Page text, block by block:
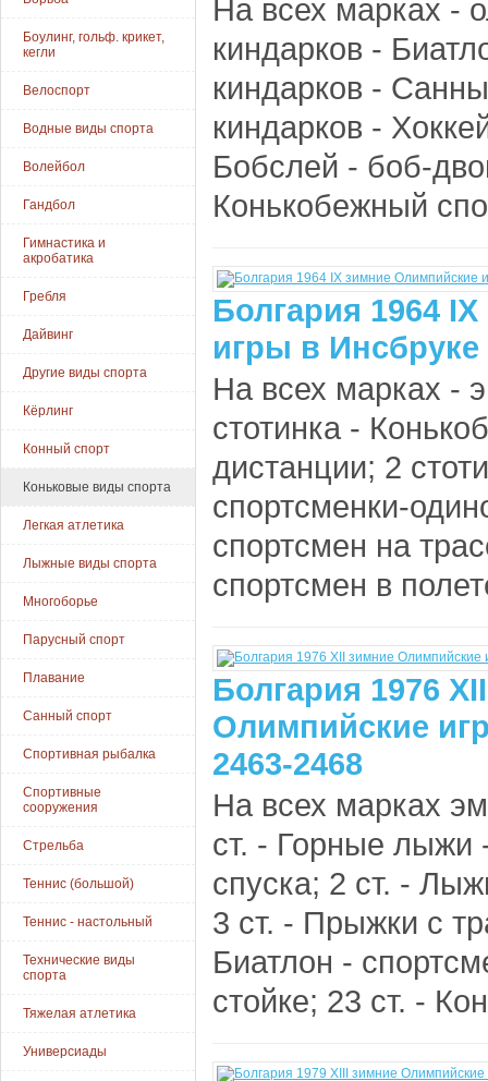
Боулинг, гольф. крикет,
кегли
Велоспорт
Водные виды спорта
Волейбол
Гандбол
Гимнастика и
акробатика
Гребля
Дайвинг
Другие виды спорта
Кёрлинг
Конный спорт
Коньковые виды спорта
Легкая атлетика
Лыжные виды спорта
Многоборье
Парусный спорт
Плавание
Санный спорт
Спортивная рыбалка
Спортивные
сооружения
Стрельба
Теннис (большой)
Теннис - настольный
Технические виды
спорта
Тяжелая атлетика
Универсиады
На всех марках -
киндарков -
киндарков -
киндарков -
Бобслей - боб-
Конькобежный
Болгария 1964
игры в Инсбруке
На всех марках -
стотинка -
дистанции; 2
спортсменки-
спортсмен на
спортсмен в
Болгария 1976
Олимпийские
2463-2468
На всех марках
ст. - Горные лыжи
спуска; 2 ст. -
3 ст. - Прыжки с
Биатлон -
стойке; 23 ст. -